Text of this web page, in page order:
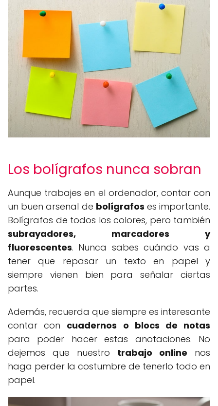
Los bolígrafos nunca sobran
Aunque trabajes en el ordenador, contar con
un buen arsenal de bolígrafos es importante.
Bolígrafos de todos los colores, pero también
subrayadores, marcadores y
fluorescentes. Nunca sabes cuándo vas a
tener que repasar un texto en papel y
siempre vienen bien para señalar ciertas
partes.
Además, recuerda que siempre es interesante
contar con cuadernos o blocs de notas
para poder hacer estas anotaciones. No
dejemos que nuestro trabajo online nos
haga perder la costumbre de tenerlo todo en
papel.